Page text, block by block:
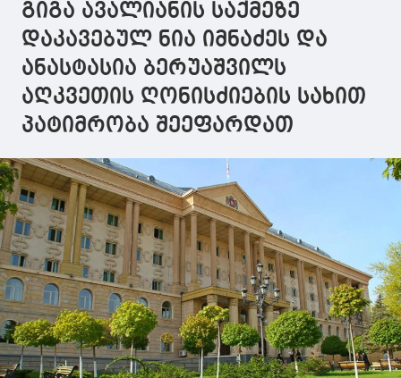
მოწმის სახით
იძულებით
მოყვანასთან
დაკავშირებით
გიგა ავალიანის საქმეზე
დაკავებულ ნია იმნაძეს და
ანასტასია ბერუაშვილს
აღკვეთის ღონისძიების სახით
პატიმრობა შეეფარდათ